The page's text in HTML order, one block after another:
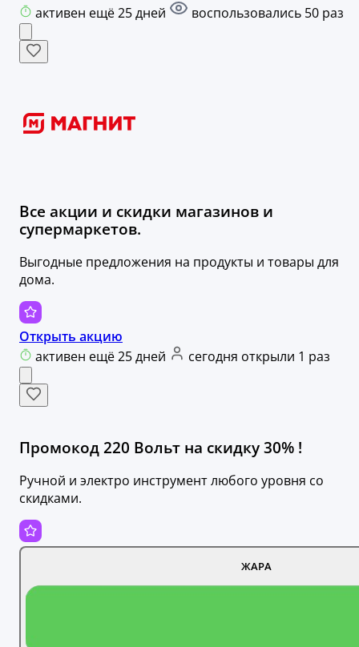
активен ещё 25 дней
воспользовались 50 раз
Все акции и скидки магазинов и
супермаркетов.
Выгодные предложения на продукты и товары для
дома.
Открыть акцию
активен ещё 25 дней
сегодня открыли 1 раз
Промокод 220 Вольт на скидку 30% !
Ручной и электро инструмент любого уровня со
скидками.
ЖАРА